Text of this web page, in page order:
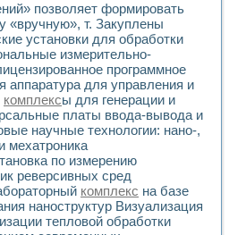
"Спектральный и корреляционный
исследования принципа действия
программное обеспечение учебных
практикум для изучения
ТУР-10 средствами LabVIEW
комплекс для исследования
дистанционный лабораторный
реставрации одномерных
технологий NATIONAL INSTRUMENTS в
алгоритма полигармонической
исследования принципа действия
поддержки принимаемых решений в
дисциплин «Моделирование систем» и
стенд для исследования электрических
позволяет формировать
т. Закуплены
установки для обработки
измерительно-
программное
аппаратура для управления и
комплексы для генерации и
платы ввода-вывода и
научные технологии: нано-,
мехатроника
по измерению
реверсивных сред
комплекс на базе
наноструктур Визуализация
тепловой обработки